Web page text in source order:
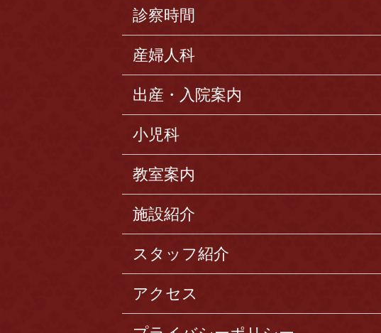
診察時間
産婦人科
出産・入院案内
小児科
教室案内
施設紹介
スタッフ紹介
アクセス